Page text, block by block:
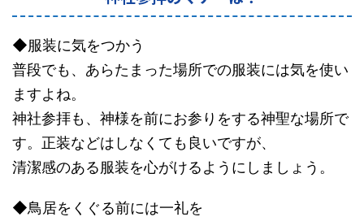
◆服装に気をつかう
普段でも、あらたまった場所での服装には気を使い
ますよね。
神社参拝も、神様を前にお参りをする神聖な場所で
す。正装などはしなくても良いですが、
清潔感のある服装を心がけるようにしましょう。
◆鳥居をくぐる前には一礼を